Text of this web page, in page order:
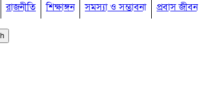
রাজনীতি শিক্ষাঙ্গন সমস্যা ও সম্ভাবনা প্রবাস জীবন